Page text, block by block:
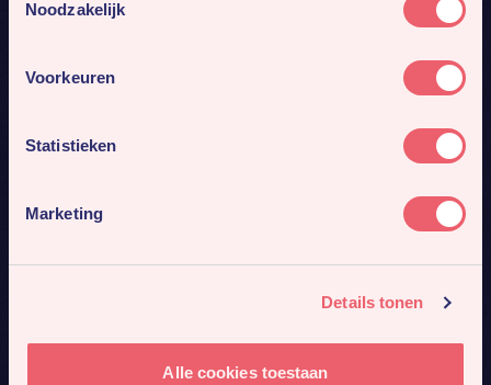
Noodzakelijk
Voorkeuren
Statistieken
Marketing
Details tonen
Alle cookies toestaan